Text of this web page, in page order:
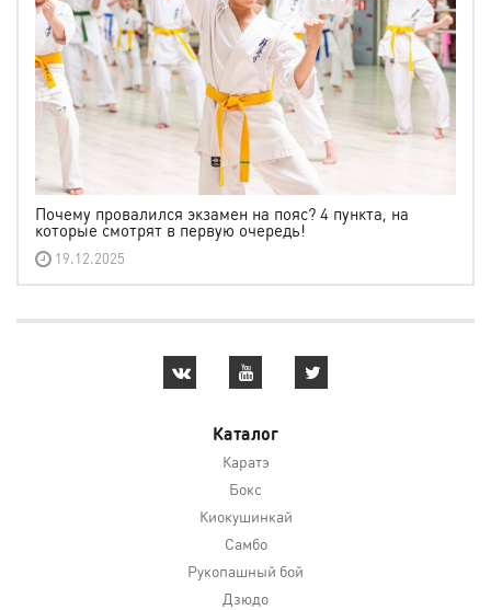
Почему провалился экзамен на пояс? 4 пункта, на
которые смотрят в первую очередь!
19.12.2025
Каталог
Каратэ
Бокс
Киокушинкай
Самбо
Рукопашный бой
Дзюдо